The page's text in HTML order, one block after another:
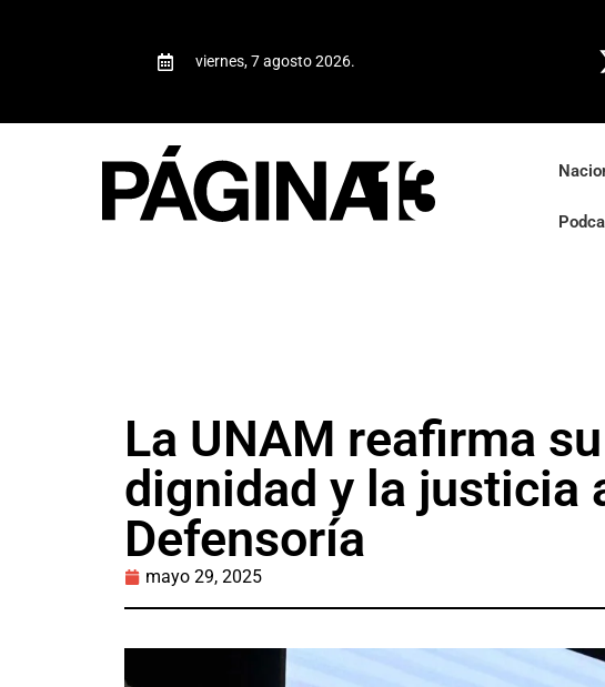
viernes, 7 agosto 2026.
La UNAM reafirma
dignidad y la justicia
Defensoría
mayo 29, 2025